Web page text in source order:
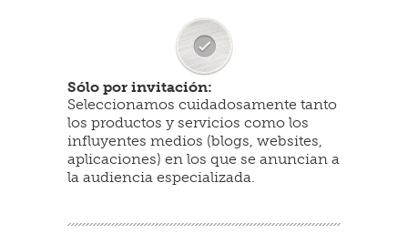
Sólo por invitación:
Seleccionamos cuidadosamente tanto
los productos y servicios como los
influyentes medios (blogs, websites,
aplicaciones) en los que se anuncian a
la audiencia especializada.